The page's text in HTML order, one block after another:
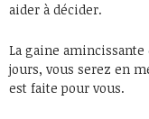
aider à décider.
La gaine amincissante
jours, vous serez en
est faite pour vous.